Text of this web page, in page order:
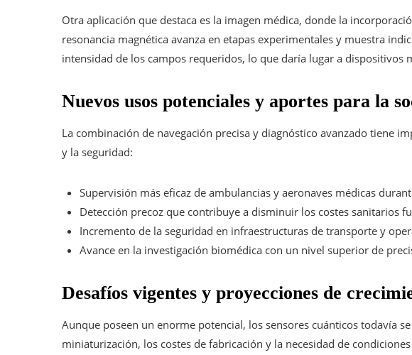
Otra aplicación que destaca es la imagen médica, donde la
resonancia magnética avanza en etapas experimentales y muestra
intensidad de los campos requeridos, lo que daría lugar a dispositivos
Nuevos usos potenciales y aportes para la
La combinación de navegación precisa y diagnóstico avanzado tiene
y la seguridad:
Supervisión más eficaz de ambulancias y aeronaves médicas
Detección precoz que contribuye a disminuir los costes sanitarios
Incremento de la seguridad en infraestructuras de transporte y
Avance en la investigación biomédica con un nivel superior de
Desafíos vigentes y proyecciones de
Aunque poseen un enorme potencial, los sensores cuánticos todavía
miniaturización, los costes de fabricación y la necesidad de